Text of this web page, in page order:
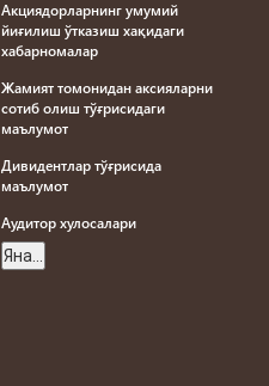
Акциядорларнинг умумий
йиғилиш ўтказиш хақидаги
хабарномалар
Жамият томонидан аксияларни
сотиб олиш тўғрисидаги
маълумот
Дивидентлар тўғрисида
маълумот
Aудитор хулосалари
Яна...